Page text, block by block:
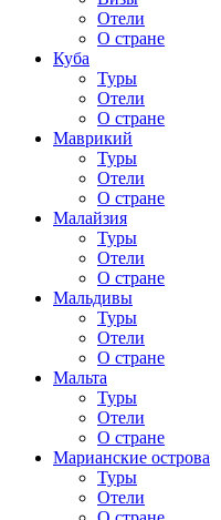
Отели
О стране
Куба
Туры
Отели
О стране
Маврикий
Туры
Отели
О стране
Малайзия
Туры
Отели
О стране
Мальдивы
Туры
Отели
О стране
Мальта
Туры
Отели
О стране
Марианские острова
Туры
Отели